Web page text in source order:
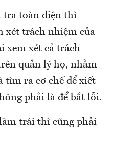
toàn diện thì
xét trách nhiệm của
xem xét cả trách
quản lý họ, nhằm
tìm ra cơ chế để xiết
phải là để bắt lỗi.
trái thì cũng phải